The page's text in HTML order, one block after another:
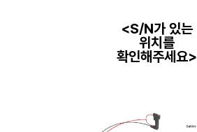
<S/N가 있는
위치를
확인해주세요>